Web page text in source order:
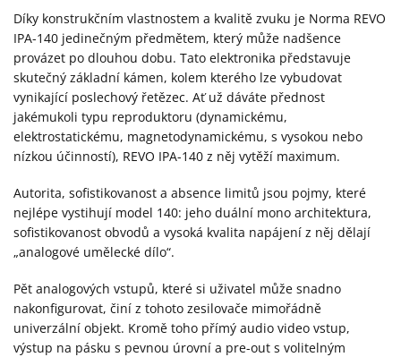
Díky konstrukčním vlastnostem a kvalitě zvuku je Norma REVO
IPA-140 jedinečným předmětem, který může nadšence
provázet po dlouhou dobu. Tato elektronika představuje
skutečný základní kámen, kolem kterého lze vybudovat
vynikající poslechový řetězec. Ať už dáváte přednost
jakémukoli typu reproduktoru (dynamickému,
elektrostatickému, magnetodynamickému, s vysokou nebo
nízkou účinností), REVO IPA-140 z něj vytěží maximum.
Autorita, sofistikovanost a absence limitů jsou pojmy, které
nejlépe vystihují model 140: jeho duální mono architektura,
sofistikovanost obvodů a vysoká kvalita napájení z něj dělají
„analogové umělecké dílo“.
Pět analogových vstupů, které si uživatel může snadno
nakonfigurovat, činí z tohoto zesilovače mimořádně
univerzální objekt. Kromě toho přímý audio video vstup,
výstup na pásku s pevnou úrovní a pre-out s volitelným